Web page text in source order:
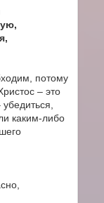
потому
– это
каким-либо